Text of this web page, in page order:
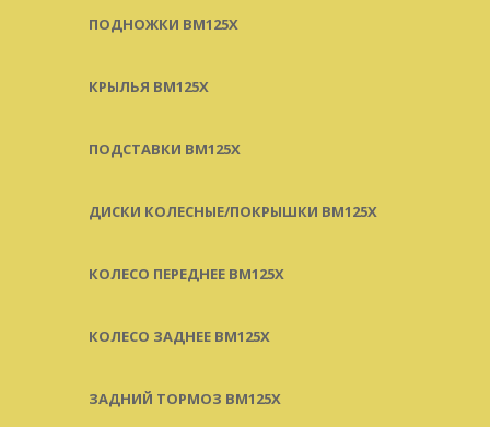
ПОДНОЖКИ BM125X
КРЫЛЬЯ BM125X
ПОДСТАВКИ BM125X
ДИСКИ КОЛЕСНЫЕ/ПОКРЫШКИ BM125X
КОЛЕСО ПЕРЕДНЕЕ BM125X
КОЛЕСО ЗАДНЕЕ BM125X
ЗАДНИЙ ТОРМОЗ BM125X